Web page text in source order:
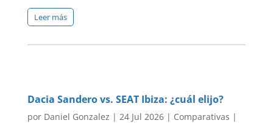
Leer más
Dacia Sandero vs. SEAT Ibiza: ¿cuál elijo?
por Daniel Gonzalez | 24 Jul 2026| Comparativas |